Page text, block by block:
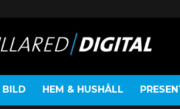
BILD HEM & HUSHÅLL